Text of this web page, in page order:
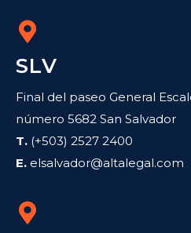
SLV
Final del paseo General
número 5682 San Salvador
T. (+503) 2527 2400
E. elsalvador@altalegal.com